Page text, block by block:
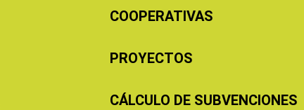
COOPERATIVAS
PROYECTOS
CÁLCULO DE SUBVENCIONES